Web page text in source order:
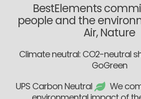
BestElements
people and the
Air, Nature
Climate neutral: CO2-neutral
GoGreen
UPS Carbon Neutral
We